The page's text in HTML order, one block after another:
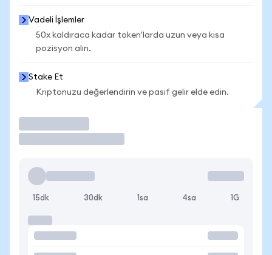
Vadeli İşlemler
50x kaldıraca kadar token'larda uzun veya kısa
pozisyon alın.
Stake Et
Kriptonuzu değerlendirin ve pasif gelir elde edin.
15dk 30dk 1sa 4sa 1G